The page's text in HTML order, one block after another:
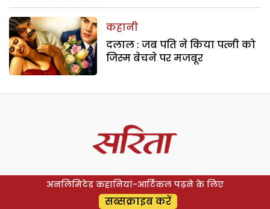
कहानी
दलाल : जब पति ने किया पत्नी को
जिस्म बेचने पर मजबूर
अनलिमिटेड कहानियां-आर्टिकल पढ़ने के लिए
सब्सक्राइब करें